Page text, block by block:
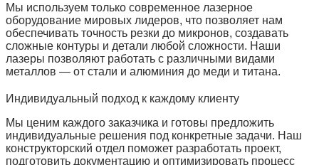
Мы используем только современное лазерное
оборудование мировых лидеров, что позволяет нам
обеспечивать точность резки до микронов, создавать
сложные контуры и детали любой сложности. Наши
лазеры позволяют работать с различными видами
металлов — от стали и алюминия до меди и титана.
Индивидуальный подход к каждому клиенту
Мы ценим каждого заказчика и готовы предложить
индивидуальные решения под конкретные задачи. Наш
конструкторский отдел поможет разработать проект,
подготовить документацию и оптимизировать процесс